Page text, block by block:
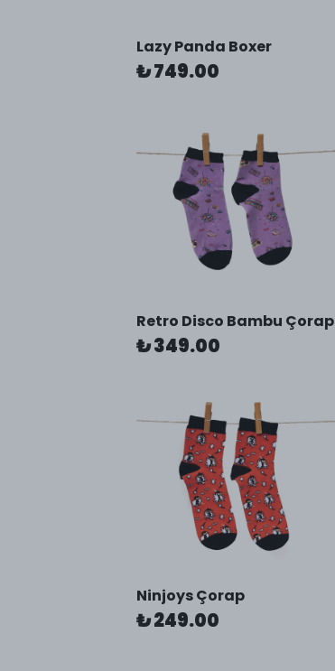
Lazy Panda Boxer
₺ 749.00
Retro Disco Bambu Çorap
₺ 349.00
Ninjoys Çorap
₺ 249.00